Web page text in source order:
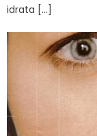
idrata […]